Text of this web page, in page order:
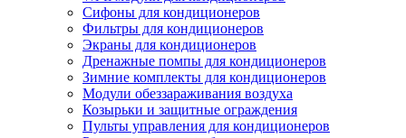
Сифоны для кондиционеров
Фильтры для кондиционеров
Экраны для кондиционеров
Дренажные помпы для кондиционеров
Зимние комплекты для кондиционеров
Модули обеззараживания воздуха
Козырьки и защитные ограждения
Пульты управления для кондиционеров